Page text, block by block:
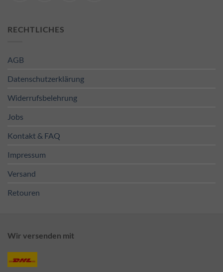
RECHTLICHES
AGB
Datenschutzerklärung
Widerrufsbelehrung
Jobs
Kontakt & FAQ
Impressum
Versand
Retouren
Wir versenden mit